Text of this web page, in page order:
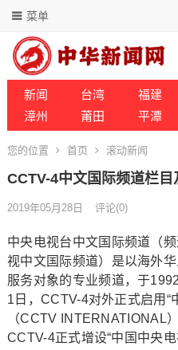
菜单
新闻 台湾 福建
漳州
莆田 平潭
您的位置 首页 滚动新闻
CCTV-4中文国际频道栏目
2019年05月28日 评论(0)
中央电视台中文国际频道（
视中文国际频道）是以海外
服务对象的专业频道，于
1日，CCTV-4对外正式启用“
（CCTV INTERNATIONAL
CCTV-4正式增设“中国中央